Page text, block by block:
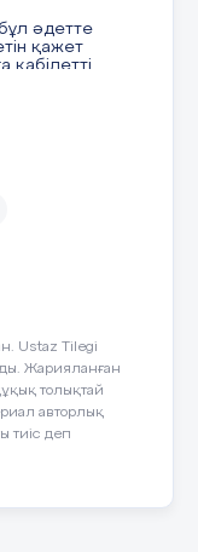
әдетте
қажет
қабілетті
т.б. қоса
МАШИНАЛЫҚ
2 .
мүмкіндік
әр
Ustaz Tilegi
Жарияланған
толықтай
авторлық
тиіс деп